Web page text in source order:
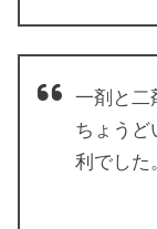
一剤と二
ちょうど
利でした